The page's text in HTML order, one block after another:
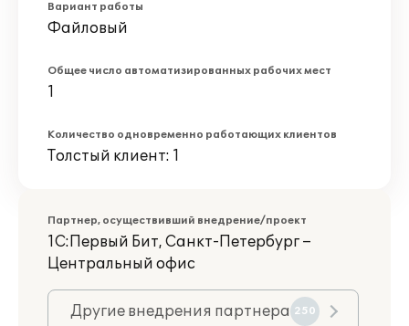
Вариант работы
Файловый
Общее число автоматизированных рабочих мест
1
Количество одновременно работающих клиентов
Толстый клиент: 1
Партнер, осуществивший внедрение/проект
1С:Первый Бит, Санкт-Петербург –
Центральный офис
Другие внедрения партнера 250